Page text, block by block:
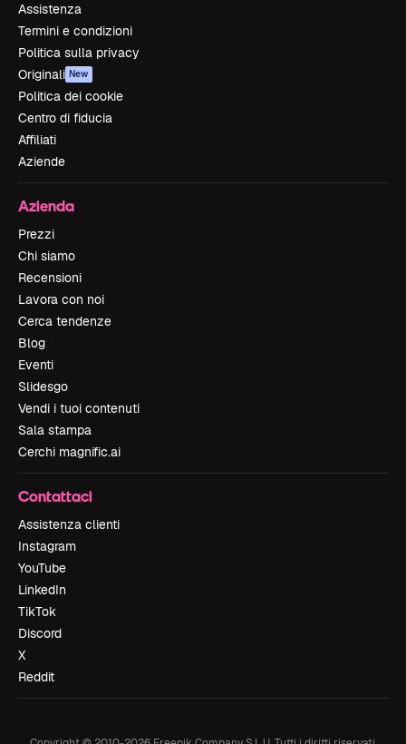
Assistenza
Termini e condizioni
Politica sulla privacy
Originali New
Politica dei cookie
Centro di fiducia
Affiliati
Aziende
Azienda
Prezzi
Chi siamo
Recensioni
Lavora con noi
Cerca tendenze
Blog
Eventi
Slidesgo
Vendi i tuoi contenuti
Sala stampa
Cerchi magnific.ai
Contattaci
Assistenza clienti
Instagram
YouTube
LinkedIn
TikTok
Discord
X
Reddit